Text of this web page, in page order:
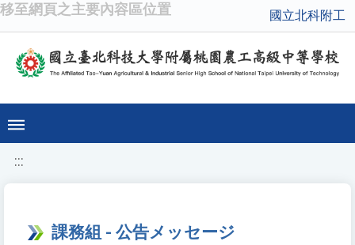
移至網頁之主要內容區位置 國立北科附工
:::
課務組 - 公告メッセージ